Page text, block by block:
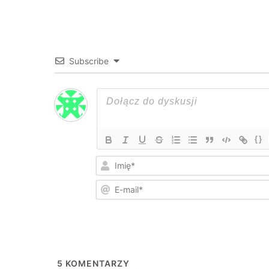
Subscribe
{}
5 KOMENTARZY